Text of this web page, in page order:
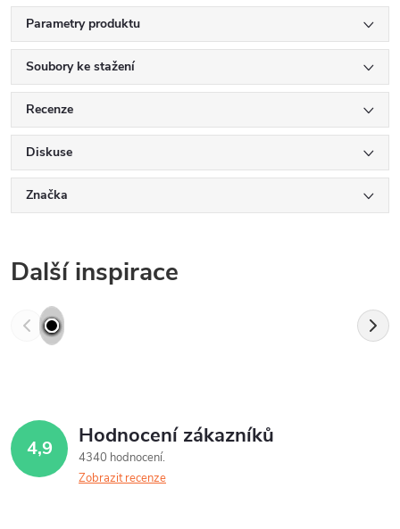
Parametry produktu
Soubory ke stažení
Recenze
Diskuse
Značka
Další inspirace
4,9 Hodnocení zákazníků
4340 hodnocení
Zobrazit recenze